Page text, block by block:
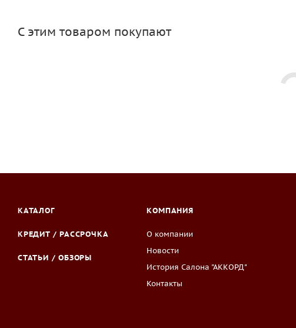
С этим товаром покупают
КАТАЛОГ
КРЕДИТ / РАССРОЧКА
СТАТЬИ / ОБЗОРЫ
КОМПАНИЯ
О компании
Новости
История Салона "АККОРД"
Контакты